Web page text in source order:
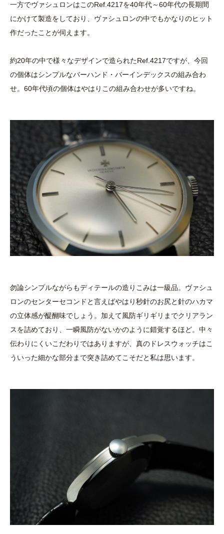
一方でヴァシュロンはこのRef.4217を40年代～60年代の長期間
にかけて製造をしており、ヴァシュロンの中でもかなりのヒット
作だったことが伺えます。
約20年の中で様々なデザインで造られたRef.4217ですが、今回
の個体はシンプルなバーハンド・バーインデックスの組み合わ
せ。60年代頃の個体はやはりこの組み合わせが多いですね。
勿論シンプルながらもディテールの造りこみは一級品。ヴァシュ
ロンのセンターセコンドと言えばやはり秒針のお尻と針のハカマ
の立体感が醍醐味でしょう。加えて風防ギリギリまでクリアラン
スを詰めており、一瞬風防がないかのように錯覚するほど。中々
伝わりにくいこだわりではありますが、真のドレスウォッチはこ
ういった細かな部分まで突き詰めてこそだと私は思います。